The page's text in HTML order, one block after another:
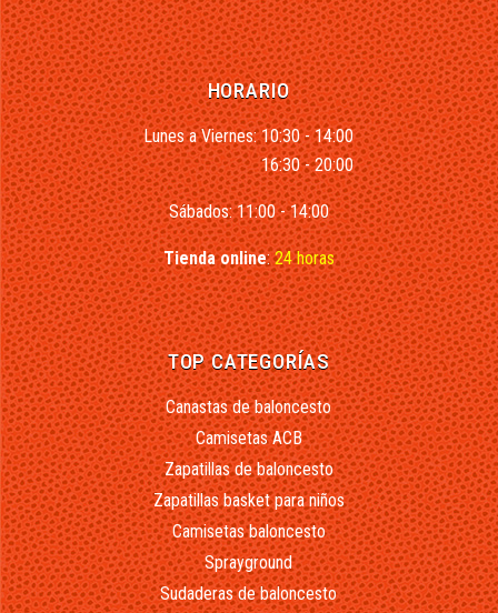
HORARIO
Lunes a Viernes: 10:30 - 14:00
16:30 - 20:00
Sábados: 11:00 - 14:00
Tienda online:24 horas
TOP CATEGORÍAS
Canastas de baloncesto
Camisetas ACB
Zapatillas de baloncesto
Zapatillas basket para niños
Camisetas baloncesto
Sprayground
Sudaderas de baloncesto